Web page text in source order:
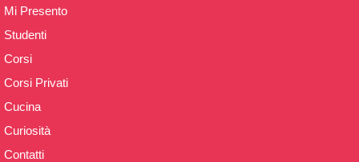
Mi Presento
Studenti
Corsi
Corsi Privati
Cucina
Curiosità
Contatti